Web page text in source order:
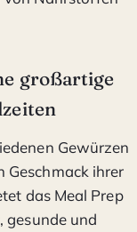
großartige
Gewürzen
Geschmack ihrer
das Meal Prep
gesunde und